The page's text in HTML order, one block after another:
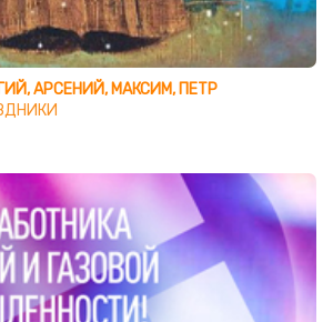
АРСЕНИЙ, МАКСИМ, ПЕТР